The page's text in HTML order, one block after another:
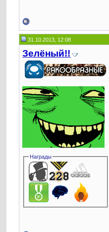
31.10.2013, 12:08
Зелёный!!
Награды